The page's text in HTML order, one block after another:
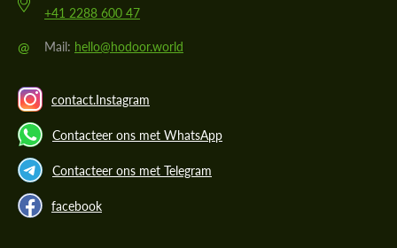
+41 2288 600 47
@ Mail: hello@hodoor.world
contact.Instagram
Contacteer ons met WhatsApp
Contacteer ons met Telegram
facebook